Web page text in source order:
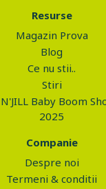
Resurse
Magazin Prova
Blog
Ce nu stii..
Stiri
N'JILL Baby Boom
2025
Companie
Despre noi
Termeni & conditii